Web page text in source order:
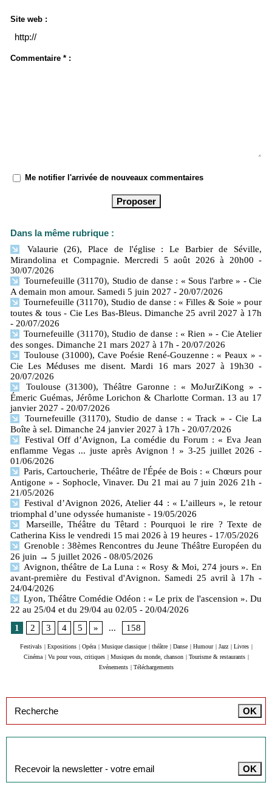
Site web :
Commentaire * :
Me notifier l'arrivée de nouveaux commentaires
Dans la même rubrique :
Valaurie (26), Place de l'église : Le Barbier de Séville,
Mirandolina et Compagnie. Mercredi 5 août 2026 à 20h00 -
30/07/2026
Tournefeuille (31170), Studio de danse : « Sous l'arbre » - Cie
A demain mon amour. Samedi 5 juin 2027 - 20/07/2026
Tournefeuille (31170), Studio de danse : « Filles & Soie » pour
toutes & tous - Cie Les Bas-Bleus. Dimanche 25 avril 2027 à 17h
- 20/07/2026
Tournefeuille (31170), Studio de danse : « Rien » - Cie Atelier
des songes. Dimanche 21 mars 2027 à 17h - 20/07/2026
Toulouse (31000), Cave Poésie René-Gouzenne : « Peaux » -
Cie Les Méduses me disent. Mardi 16 mars 2027 à 19h30 -
20/07/2026
Toulouse (31300), Théâtre Garonne : « MoJurZiKong » -
Émeric Guémas, Jérôme Lorichon & Charlotte Corman. 13 au 17
janvier 2027 - 20/07/2026
Tournefeuille (31170), Studio de danse : « Track » - Cie La
Boîte à sel. Dimanche 24 janvier 2027 à 17h - 20/07/2026
Festival Off d’Avignon, La comédie du Forum : « Eva Jean
enflamme Vegas ... juste après Avignon ! » 3-25 juillet 2026 -
01/06/2026
Paris, Cartoucherie, Théâtre de l'Épée de Bois : « Chœurs pour
Antigone » - Sophocle, Vinaver. Du 21 mai au 7 juin 2026 21h -
21/05/2026
Festival d’Avignon 2026, Atelier 44 : « L’ailleurs », le retour
triomphal d’une odyssée humaniste - 19/05/2026
Marseille, Théâtre du Têtard : Pourquoi le rire ? Texte de
Catherina Kiss le vendredi 15 mai 2026 à 19 heures - 17/05/2026
Grenoble : 38èmes Rencontres du Jeune Théâtre Européen du
26 juin → 5 juillet 2026 - 08/05/2026
Avignon, théâtre de La Luna : « Rosy & Moi, 274 jours ». En
avant-première du Festival d'Avignon. Samedi 25 avril à 17h -
24/04/2026
Lyon, Théâtre Comédie Odéon : « Le prix de l'ascension ». Du
22 au 25/04 et du 29/04 au 02/05 - 20/04/2026
1
2 3 4 5 » ... 158
Festivals Expositions Opéra Musique classique théâtre Danse Humour Jazz Livres
Cinéma
Vu pour vous, critiques Musiques du monde, chanson Tourisme & restaurants
Evénements
Téléchargements